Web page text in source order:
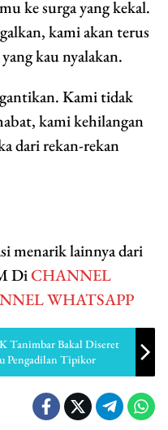
ke surga yang kekal.
kami akan terus
kau nyalakan.
Kami tidak
kami kehilangan
dari rekan-rekan
menarik lainnya dari
DiCHANNEL
WHATSAPP
Tanimbar Bakal Diseret
Pengadilan Tipikor